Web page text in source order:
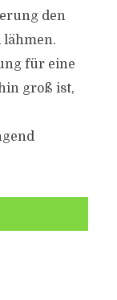
den
lähmen.
für eine
groß ist,